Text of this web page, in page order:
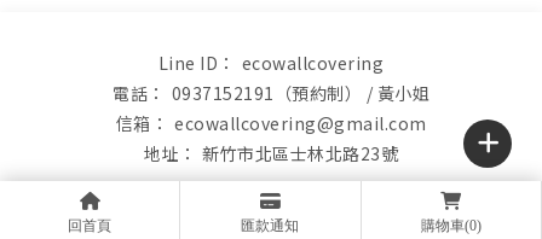
回首頁 匯款通知 購物車(0)
ecowallcovering
0937152191（預約制）
ecowallcovering@gmail.com
新竹市北區士林北路23號
關於 藝術纖維/塗裝壁紙
產品購買